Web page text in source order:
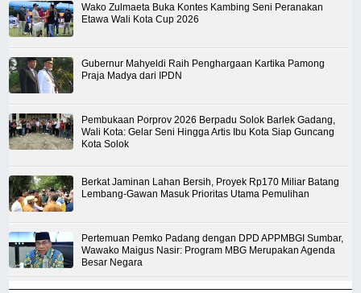
Wako Zulmaeta Buka Kontes Kambing Seni Peranakan
Etawa Wali Kota Cup 2026
Gubernur Mahyeldi Raih Penghargaan Kartika Pamong
Praja Madya dari IPDN
Pembukaan Porprov 2026 Berpadu Solok Barlek Gadang,
Wali Kota: Gelar Seni Hingga Artis Ibu Kota Siap Guncang
Kota Solok
Berkat Jaminan Lahan Bersih, Proyek Rp170 Miliar Batang
Lembang-Gawan Masuk Prioritas Utama Pemulihan
Pertemuan Pemko Padang dengan DPD APPMBGI Sumbar,
Wawako Maigus Nasir: Program MBG Merupakan Agenda
Besar Negara